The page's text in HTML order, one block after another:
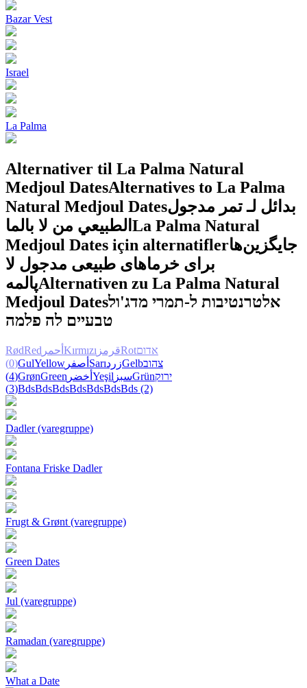
Bazar Vest
Israel
La Palma
Alternativer til La Palma Natural
Medjoul DatesAlternatives to La Palma
Natural Medjoul Datesبدائل لـ تمر مدجول
الطبيعي من لا بالما La Palma Natural
Medjoul Dates için alternatiflerجایگزین‌ها
برای خرماهای طبیعی مدجول لا
پالمهAlternativen zu La Palma Natural
Medjoul Datesאלטרנטיבות ל-תמרי מדג'ול
טבעיים לה פלמה
RødRed أحمر Kırmızı قرمزRotאדום
(0)GulYellow أصفر SarıزردGelbצהוב
(4)GrønGreen أخضر Yeşil سبزGrünירוק
(3)BdsBdsBdsBdsBdsBdsBds (2)
Dadler (varegruppe)
Fontana Friske Dadler
Frugt & Grønt (varegruppe)
Green Dates
Jul (varegruppe)
Ramadan (varegruppe)
What a Date